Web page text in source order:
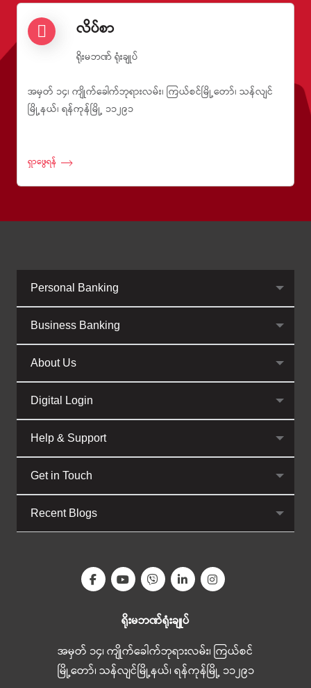
လိပ်စာ
ရိုးမဘဏ် ရုံးချုပ်
အမှတ် ၁၄၊ ကျိုက်ခေါက်ဘုရားလမ်း၊ ကြယ်စင်မြို့တော်၊ သန်လျင်
မြို့နယ်၊ ရန်ကုန်မြို့ ၁၁၂၉၁
ရှာဖွေရန်
Personal Banking
Business Banking
About Us
Digital Login
Help & Support
Get in Touch
Recent Blogs
ရိုးမဘဏ်ရုံးချုပ်
အမှတ် ၁၄၊ ကျိုက်ခေါက်ဘုရားလမ်း၊ ကြယ်စင်
မြို့တော်၊ သန်လျင်မြို့နယ်၊ ရန်ကုန်မြို့ ၁၁၂၉၁